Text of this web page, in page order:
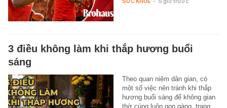
3 điều không làm khi thắp hương buổi
sáng
Theo quan niệm dân gian, có
một số việc nên tránh khi thắp
hương buổi sáng để không gian
thờ cúng luôn gọn gàng, trang…